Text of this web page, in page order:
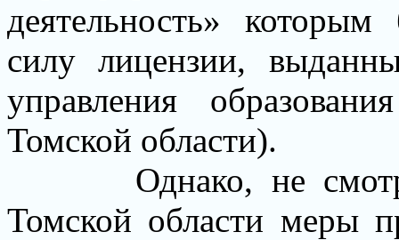
деятельность»
силу лицензии,
управления
Томской области).
Однако, не
Томской области меры